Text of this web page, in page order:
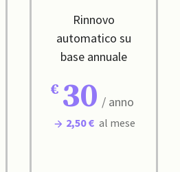
Rinnovo
automatico su
base annuale
30 / anno
2,50 € al mese